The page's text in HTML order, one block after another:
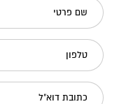
שם פרטי
טלפון
כתובת דוא"ל